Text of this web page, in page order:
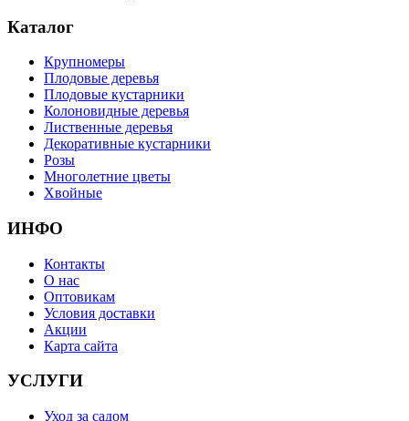
Каталог
Крупномеры
Плодовые деревья
Плодовые кустарники
Колоновидные деревья
Лиственные деревья
Декоративные кустарники
Розы
Многолетние цветы
Хвойные
ИНФО
Контакты
О нас
Оптовикам
Условия доставки
Акции
Карта сайта
УСЛУГИ
Уход за садом